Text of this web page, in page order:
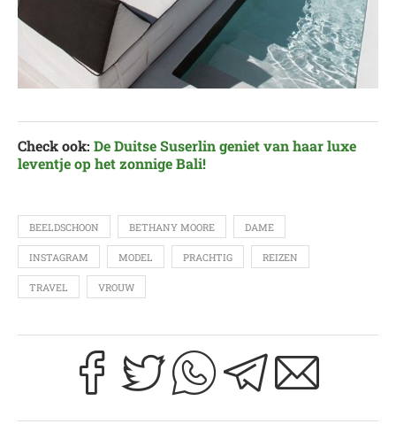
Check ook: De Duitse Suserlin geniet van haar luxe
leventje op het zonnige Bali!
BEELDSCHOON BETHANY MOORE DAME
INSTAGRAM MODEL PRACHTIG REIZEN
TRAVEL VROUW